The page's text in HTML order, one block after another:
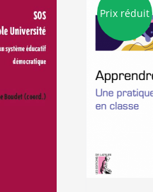
Prix réduit